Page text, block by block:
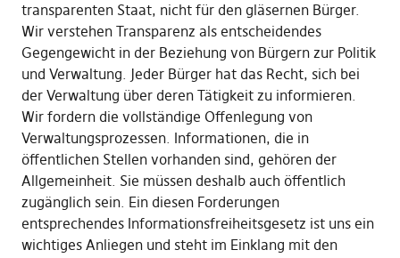
transparenten Staat, nicht für den gläsernen Bürger.
Wir verstehen Transparenz als entscheidendes
Gegengewicht in der Beziehung von Bürgern zur Politik
und Verwaltung. Jeder Bürger hat das Recht, sich bei
der Verwaltung über deren Tätigkeit zu informieren.
Wir fordern die vollständige Offenlegung von
Verwaltungsprozessen. Informationen, die in
öffentlichen Stellen vorhanden sind, gehören der
Allgemeinheit. Sie müssen deshalb auch öffentlich
zugänglich sein. Ein diesen Forderungen
entsprechendes Informationsfreiheitsgesetz ist uns ein
wichtiges Anliegen und steht im Einklang mit den